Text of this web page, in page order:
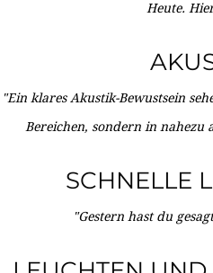
Heute.
"Ein klares Akustik-Bewustsein
Bereichen, sondern in nahezu
SCHNELLE
"Gestern hast du